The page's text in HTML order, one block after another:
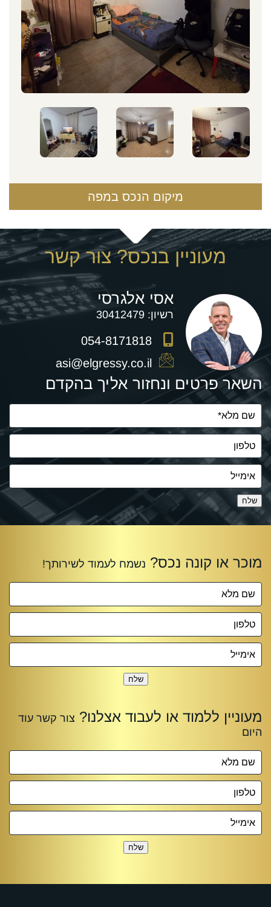
מיקום הנכס במפה
מעוניין בנכס? צור קשר
אסי אלגרסי
רשיון: 30412479
054-8171818
asi@elgressy.co.il
השאר פרטים ונחזור אליך בהקדם
שלח
שלח
שלח